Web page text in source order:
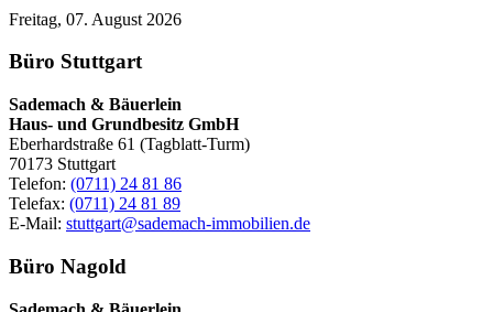
Freitag, 07. August 2026
Büro Stuttgart
Sademach & Bäuerlein
Haus- und Grundbesitz GmbH
Eberhardstraße 61 (Tagblatt-Turm)
70173 Stuttgart
Telefon: (0711) 24 81 86
Telefax: (0711) 24 81 89
E-Mail: stuttgart@sademach-immobilien.de
Büro Nagold